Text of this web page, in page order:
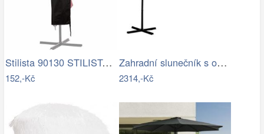
Stilista 90130 STILISTA Obal na 350 cm…
152,-Kč
Zahradní slunečník s obalem PL-881,…
2314,-Kč